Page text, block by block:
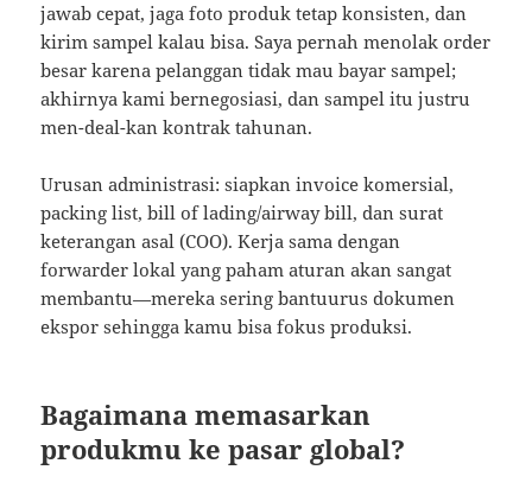
jawab cepat, jaga foto produk tetap konsisten, dan
kirim sampel kalau bisa. Saya pernah menolak order
besar karena pelanggan tidak mau bayar sampel;
akhirnya kami bernegosiasi, dan sampel itu justru
men-deal-kan kontrak tahunan.
Urusan administrasi: siapkan invoice komersial,
packing list, bill of lading/airway bill, dan surat
keterangan asal (COO). Kerja sama dengan
forwarder lokal yang paham aturan akan sangat
membantu—mereka sering bantuurus dokumen
ekspor sehingga kamu bisa fokus produksi.
Bagaimana memasarkan
produkmu ke pasar global?